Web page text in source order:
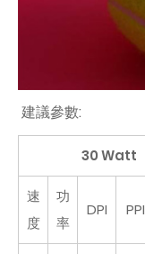
建議參數:
30 Watt
速
度
功
率
DPI PPI